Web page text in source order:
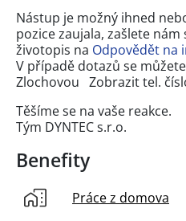
Nástup je možný ihned
pozice zaujala, zašlete
životopis na Odpovědět na
V případě dotazů se
Zlochovou Zobrazit tel.
Těšíme se na vaše reakce.
Tým DYNTEC s.r.o.
Benefity
Práce z domova